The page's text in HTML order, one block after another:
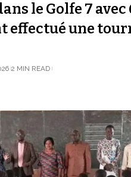
le Golfe 7
une
2 MIN READ